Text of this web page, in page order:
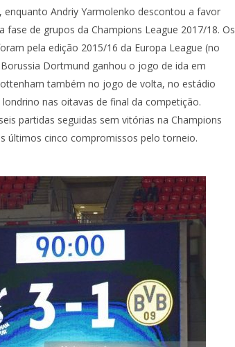
, enquanto Andriy Yarmolenko descontou a favor
fase de grupos da Champions League 2017/18. Os
pela edição 2015/16 da Europa League (no
Dortmund ganhou o jogo de ida em
também no jogo de volta, no estádio
nas oitavas de final da competição.
partidas seguidas sem vitórias na Champions
últimos cinco compromissos pelo torneio.